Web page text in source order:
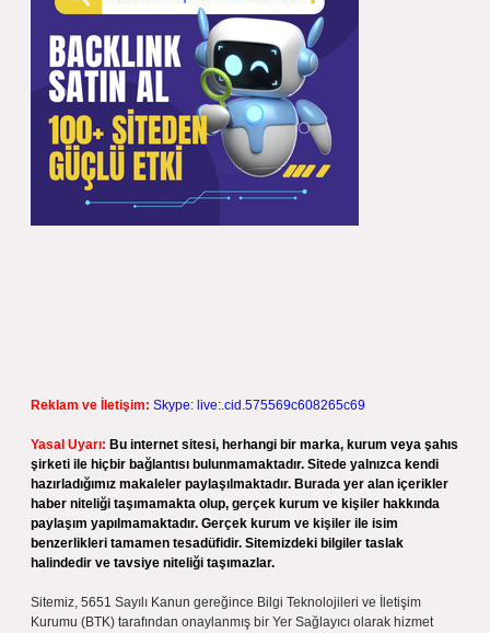
Reklam ve İletişim: Skype: live:.cid.575569c608265c69
Yasal Uyarı: Bu internet sitesi, herhangi bir marka, kurum veya şahıs
şirketi ile hiçbir bağlantısı bulunmamaktadır. Sitede yalnızca kendi
hazırladığımız makaleler paylaşılmaktadır. Burada yer alan içerikler
haber niteliği taşımamakta olup, gerçek kurum ve kişiler hakkında
paylaşım yapılmamaktadır. Gerçek kurum ve kişiler ile isim
benzerlikleri tamamen tesadüfidir. Sitemizdeki bilgiler taslak
halindedir ve tavsiye niteliği taşımazlar.
Sitemiz, 5651 Sayılı Kanun gereğince Bilgi Teknolojileri ve İletişim
Kurumu (BTK) tarafından onaylanmış bir Yer Sağlayıcı olarak hizmet